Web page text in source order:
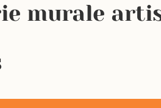
murale